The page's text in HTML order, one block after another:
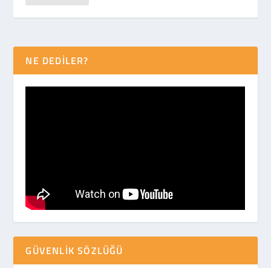
NE DEDİLER?
GÜVENLIK SÖZLÜĞÜ